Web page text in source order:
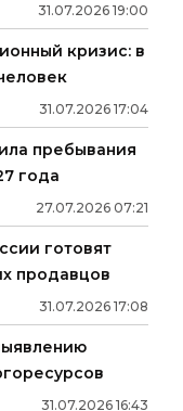
31.07.2026 19:00
кризис: в
31.07.2026 17:04
пребывания
года
27.07.2026 07:21
готовят
продавцов
31.07.2026 17:08
31.07.2026 16:43